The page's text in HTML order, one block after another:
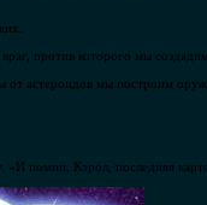
против которого мы
астероидов мы построим
помни, Кэрол, последняя